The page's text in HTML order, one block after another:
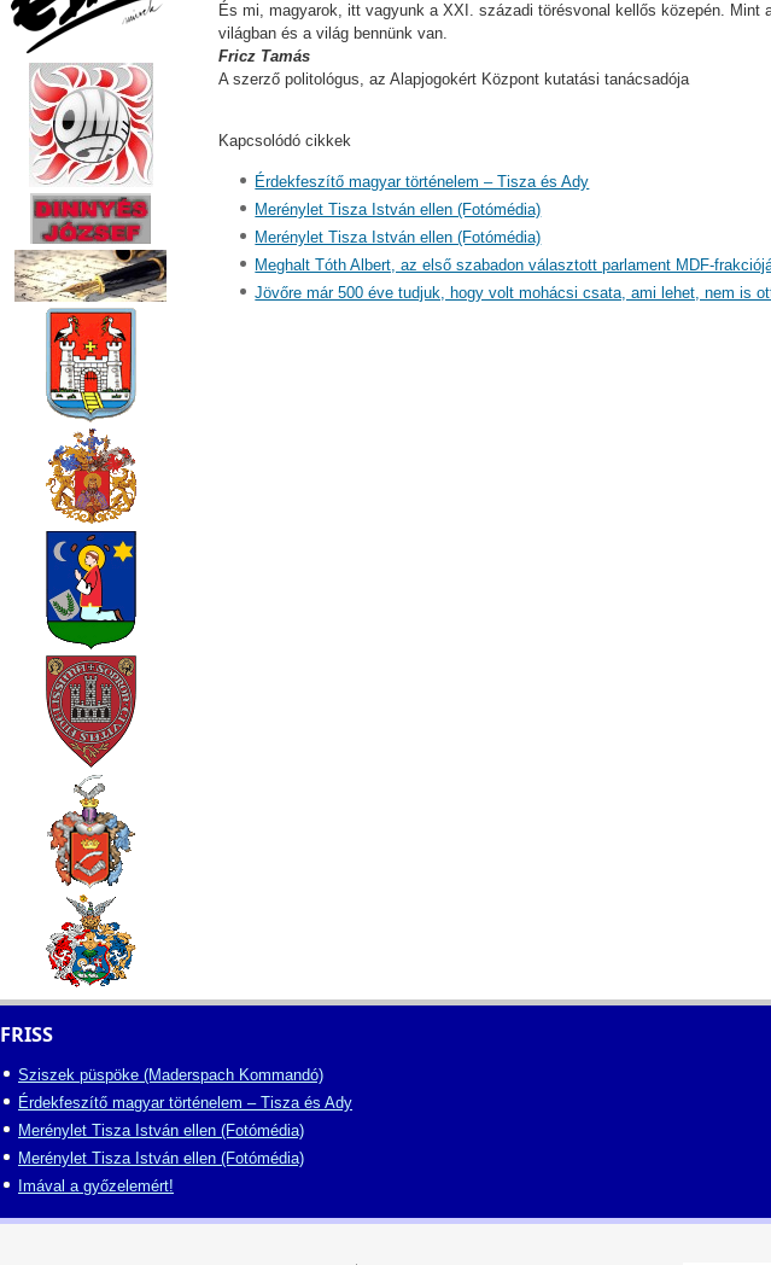
És mi, magyarok, itt vagyunk a XXI. századi törésvonal kellős közepén.
világban és a világ bennünk van.
Fricz Tamás
A szerző politológus, az Alapjogokért Központ kutatási tanácsadója
Kapcsolódó cikkek
Érdekfeszítő magyar történelem – Tisza és Ady
Merénylet Tisza István ellen (Fotómédia)
Merénylet Tisza István ellen (Fotómédia)
Meghalt Tóth Albert, az első szabadon választott parlament MDF-
Jövőre már 500 éve tudjuk, hogy volt mohácsi csata, ami lehet, nem is
FRISS
Sziszek püspöke (Maderspach Kommandó)
Érdekfeszítő magyar történelem – Tisza és Ady
Merénylet Tisza István ellen (Fotómédia)
Merénylet Tisza István ellen (Fotómédia)
Imával a győzelemért!